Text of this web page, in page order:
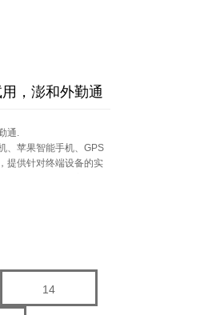
，澎和外勤通
通.
、苹果智能手机、GPS
提供针对终端设备的实
等相关服务。主要功
轨迹查询、电子围
14